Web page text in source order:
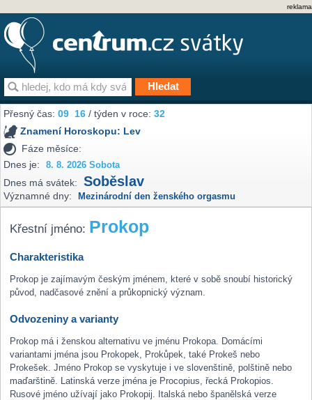
reklama
Přesný čas:09 16 / týden v roce:32
Znamení Horoskopu: Lev
Fáze měsíce:
Dnes je:
8. 8. 2026 Sobota
Dnes má svátek: Soběslav
Významné dny: Mezinárodní den ženského orgasmu
Křestní jméno: Prokop
Charakteristika
Prokop je zajímavým českým jménem, které v sobě snoubí historický
původ, nadčasové znění a průkopnický význam.
Odvozeniny a varianty
Prokop má i ženskou alternativu ve jménu Prokopa. Domácími
variantami jména jsou Prokopek, Prokůpek, také Prokeš nebo
Prokešek. Jméno Prokop se vyskytuje i ve slovenštině, polštině nebo
maďarštině. Latinská verze jména je Procopius, řecká Prokopios.
Rusové jméno užívají jako Prokopij. Italská nebo španělská verze